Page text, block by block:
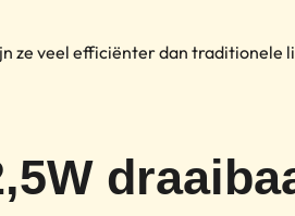
ze veel efficiënter dan